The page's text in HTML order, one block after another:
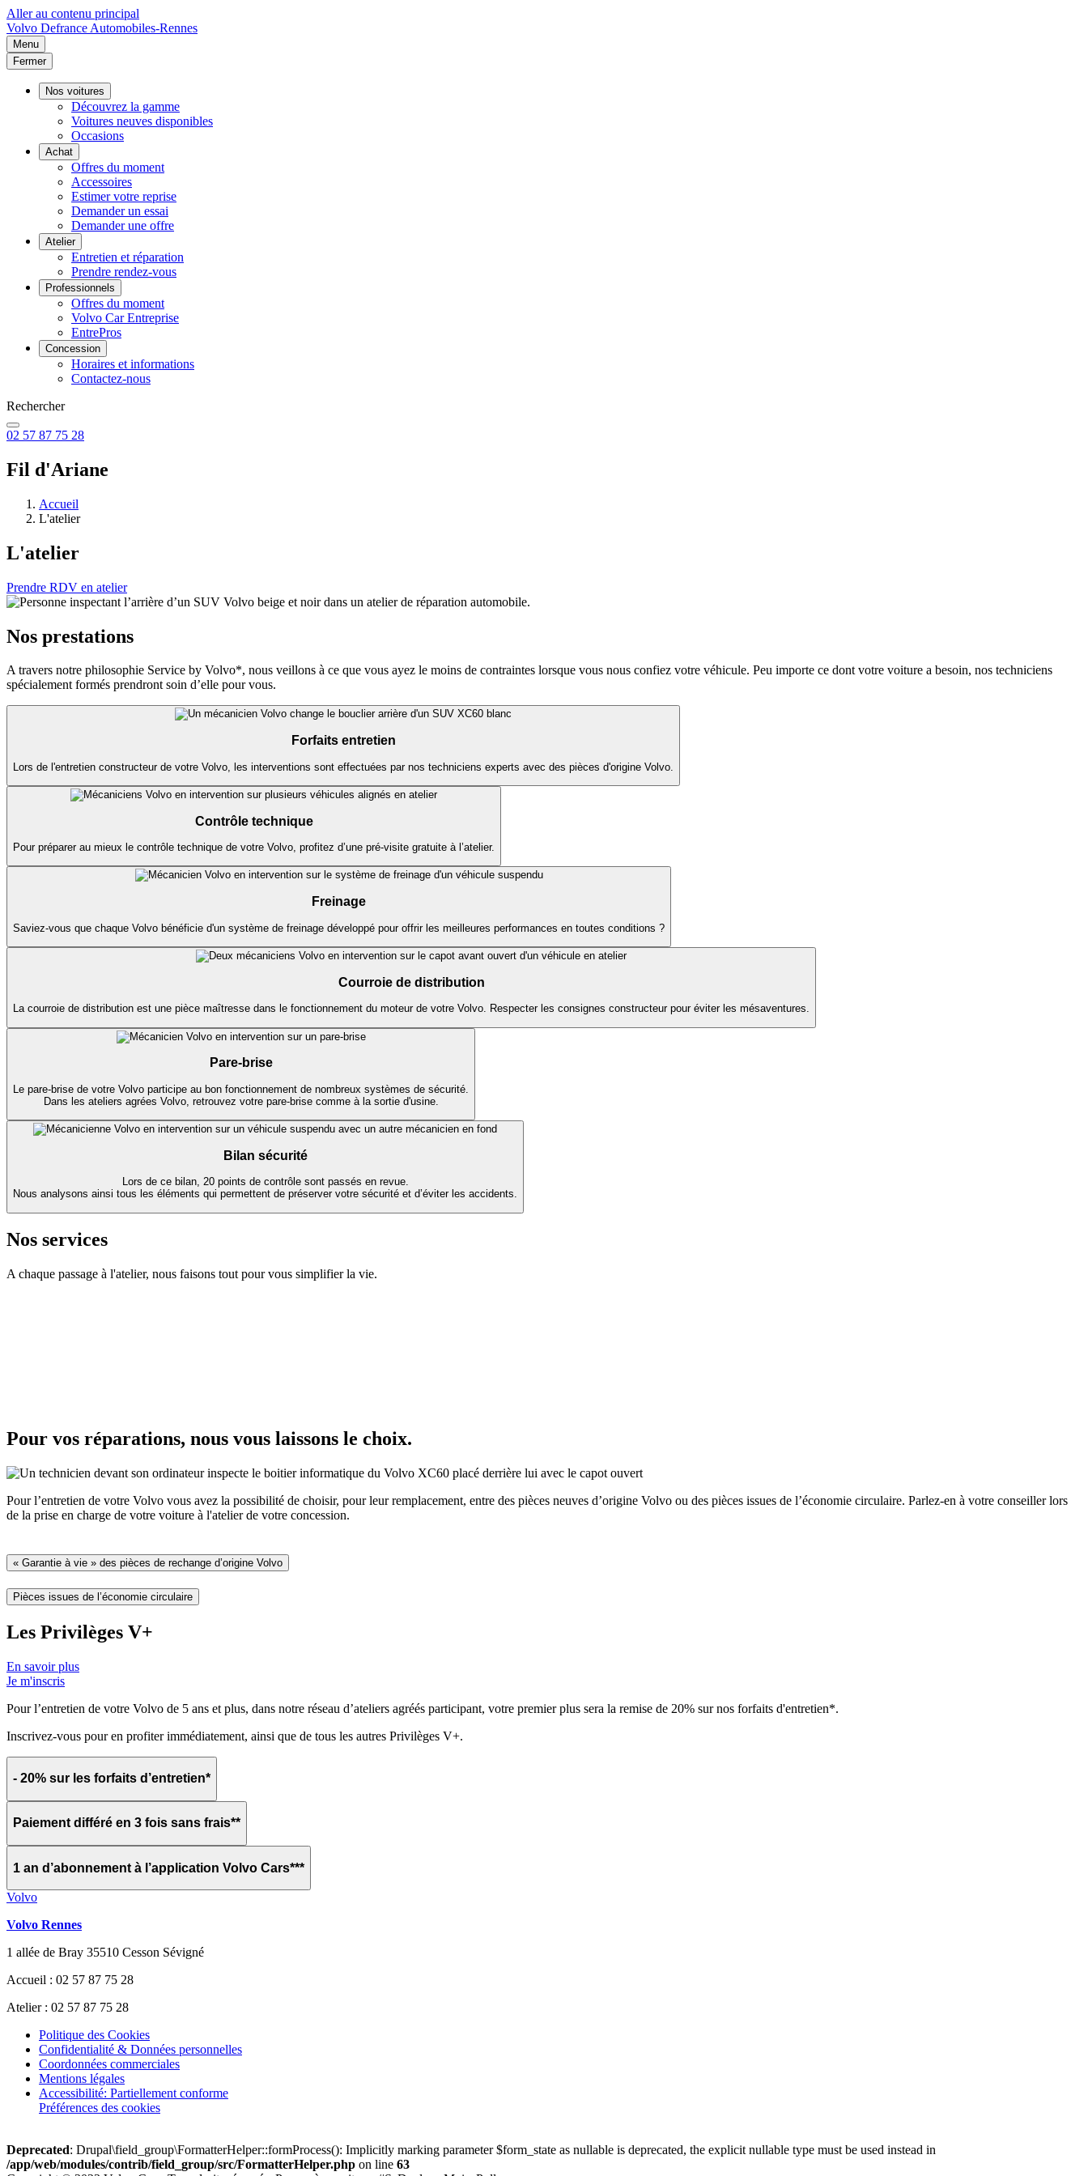
Aller au contenu principal
Volvo Defrance Automobiles-Rennes
Menu
Fermer
Nos voitures
Découvrez la gamme
Voitures neuves disponibles
Occasions
Achat
Offres du moment
Accessoires
Estimer votre reprise
Demander un essai
Demander une offre
Atelier
Entretien et réparation
Prendre rendez-vous
Professionnels
Offres du moment
Volvo Car Entreprise
EntrePros
Concession
Horaires et informations
Contactez-nous
Rechercher
02 57 87 75 28
Fil d'Ariane
Accueil
L'atelier
L'atelier
Prendre RDV en atelier
Nos prestations
A travers notre philosophie Service by Volvo*, nous veillons à ce que vous ayez le moins de contraintes lorsque vous nous confiez votre véhicule. Peu importe ce dont votre voiture a besoin, nos techniciens
spécialement formés prendront soin d’elle pour vous.
Forfaits entretien
Lors de l'entretien constructeur de votre Volvo, les interventions sont effectuées par nos techniciens experts avec des pièces d'origine Volvo.
Contrôle technique
Pour préparer au mieux le contrôle technique de votre Volvo, profitez d’une pré-visite gratuite à l’atelier.
Freinage
Saviez-vous que chaque Volvo bénéficie d'un système de freinage développé pour offrir les meilleures performances en toutes conditions ?
Courroie de distribution
La courroie de distribution est une pièce maîtresse dans le fonctionnement du moteur de votre Volvo. Respecter les consignes constructeur pour éviter les mésaventures.
Pare-brise
Le pare-brise de votre Volvo participe au bon fonctionnement de nombreux systèmes de sécurité.
Dans les ateliers agrées Volvo, retrouvez votre pare-brise comme à la sortie d'usine.
Bilan sécurité
Lors de ce bilan, 20 points de contrôle sont passés en revue.
Nous analysons ainsi tous les éléments qui permettent de préserver votre sécurité et d’éviter les accidents.
Nos services
A chaque passage à l'atelier, nous faisons tout pour vous simplifier la vie.
Pour vos réparations, nous vous laissons le choix.
Pour l’entretien de votre Volvo vous avez la possibilité de choisir, pour leur remplacement, entre des pièces neuves d’origine Volvo ou des pièces issues de l’économie circulaire. Parlez-en à votre conseiller lors
de la prise en charge de votre voiture à l'atelier de votre concession.
« Garantie à vie » des pièces de rechange d’origine Volvo
Pièces issues de l’économie circulaire
Les Privilèges V+
En savoir plus
Je m'inscris
Pour l’entretien de votre Volvo de 5 ans et plus, dans notre réseau d’ateliers agréés participant, votre premier plus sera la remise de 20% sur nos forfaits d'entretien*.
Inscrivez-vous pour en profiter immédiatement, ainsi que de tous les autres Privilèges V+.
- 20% sur les forfaits d’entretien*
Paiement différé en 3 fois sans frais**
1 an d’abonnement à l’application Volvo Cars***
Volvo
Volvo Rennes
1 allée de Bray 35510 Cesson Sévigné
Accueil : 02 57 87 75 28
Atelier : 02 57 87 75 28
Politique des Cookies
Confidentialité & Données personnelles
Coordonnées commerciales
Mentions légales
Accessibilité: Partiellement conforme
Préférences des cookies
Deprecated: Drupal\field_group\FormatterHelper::formProcess(): Implicitly marking parameter $form_state as nullable is deprecated, the explicit nullable type must be used instead in
/app/web/modules/contrib/field_group/src/FormatterHelper.php on line 63